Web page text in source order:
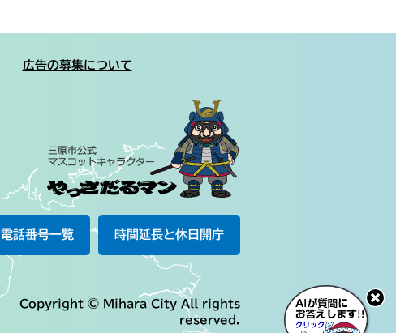
広告の募集について
電話番号一覧 時間延長と休日開庁
Copyright © Mihara City All rights
reserved.